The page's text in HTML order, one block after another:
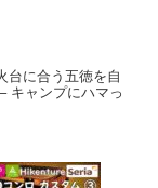
台に合う五徳を自
ャンプにハマっ